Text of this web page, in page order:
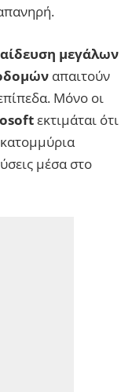
μεγάλων
απαιτούν
Μόνο οι
εκτιμάται ότι
μέσα στο